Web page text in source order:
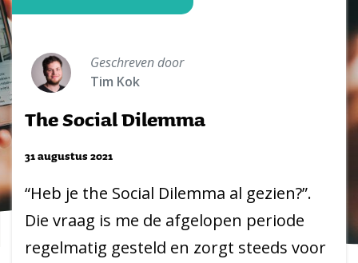
Geschreven door
Tim Kok
The Social Dilemma
31 augustus 2021
“Heb je the Social Dilemma al gezien?”.
Die vraag is me de afgelopen periode
regelmatig gesteld en zorgt steeds voor